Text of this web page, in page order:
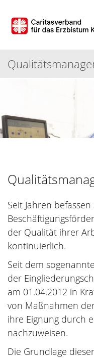
Seit Jahren
der Qualität ihrer
kontinuierlich.
Seit dem
der
am 01.04.2012 in
von Maßnahmen
ihre Eignung durch
nachzuweisen.
Die Grundlage